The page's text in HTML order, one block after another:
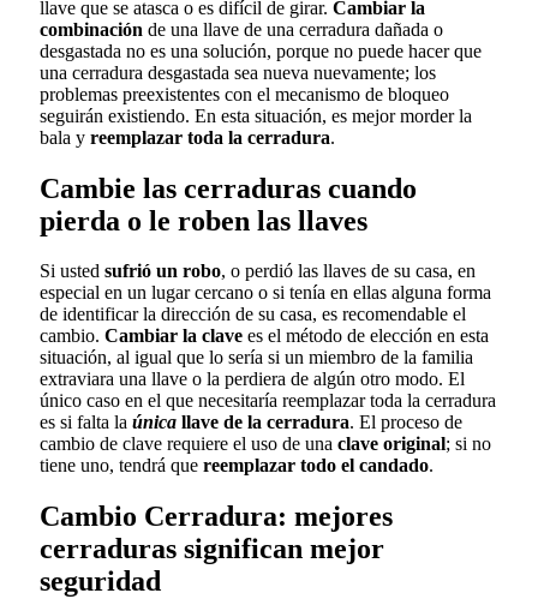
llave que se atasca o es difícil de girar. Cambiar la
combinación de una llave de una cerradura dañada o
desgastada no es una solución, porque no puede hacer que
una cerradura desgastada sea nueva nuevamente; los
problemas preexistentes con el mecanismo de bloqueo
seguirán existiendo. En esta situación, es mejor morder la
bala y reemplazar toda la cerradura.
Cambie las cerraduras cuando
pierda o le roben las llaves
Si usted sufrió un robo, o perdió las llaves de su casa, en
especial en un lugar cercano o si tenía en ellas alguna forma
de identificar la dirección de su casa, es recomendable el
cambio. Cambiar la clave es el método de elección en esta
situación, al igual que lo sería si un miembro de la familia
extraviara una llave o la perdiera de algún otro modo. El
único caso en el que necesitaría reemplazar toda la cerradura
es si falta la única llave de la cerradura. El proceso de
cambio de clave requiere el uso de una clave original; si no
tiene uno, tendrá que reemplazar todo el candado.
Cambio Cerradura: mejores
cerraduras significan mejor
seguridad